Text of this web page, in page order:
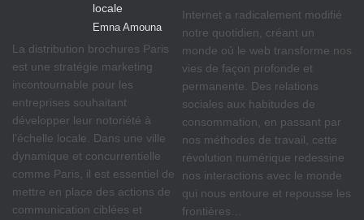
locale
Emna Amouna
La distribution brochures Paris
est une stratégie marketing
incontournable pour les
entreprises souhaitant
développer leur notoriété à
l’échelle locale. Dans une ville
dynamique et concurrentielle
comme Paris, il est essentiel de
mettre en place des actions de
communication ciblées et
Internet a radicalement modifié
notre quotidien, créant un
monde où le web transforme nos
vies de façon profonde et
permanente. Des relations
sociales aux habitudes de
consommation, en passant par
nos méthodes de travail, cette
révolution numérique redessine
nos interactions avec le monde
qui nous entoure et repousse les
frontières…